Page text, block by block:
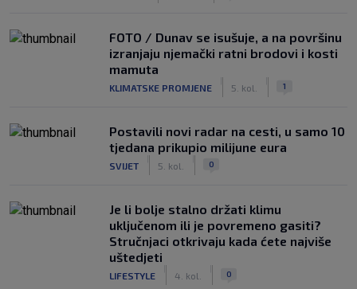
FOTO / Dunav se isušuje, a na površinu
izranjaju njemački ratni brodovi i kosti
mamuta
KLIMATSKE PROMJENE 5. kol. 1
Postavili novi radar na cesti, u samo 10
tjedana prikupio milijune eura
SVIJET 5. kol. 0
Je li bolje stalno držati klimu
uključenom ili je povremeno gasiti?
Stručnjaci otkrivaju kada ćete najviše
uštedjeti
LIFESTYLE 4. kol. 0